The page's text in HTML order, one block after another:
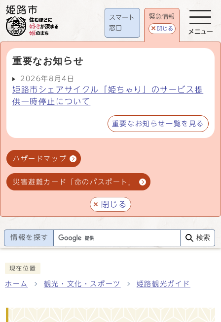
スマート
窓口
緊急情報
閉じる
重要なお知らせ
2026年8月4日
姫路市シェアサイクル「姫ちゃり」のサービス提
供一時停止について
重要なお知らせ一覧を見る
ハザードマップ
災害避難カード「命のパスポート」
閉じる
メニュー
情報を探す 検索
現在位置
ホーム 観光・文化・スポーツ 姫路観光ガイド